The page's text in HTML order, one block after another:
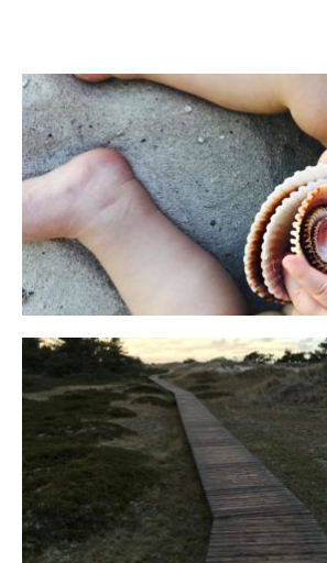
Reisen in der
16. SEPTEMBER
Fischland
12. FEBRUAR 2019